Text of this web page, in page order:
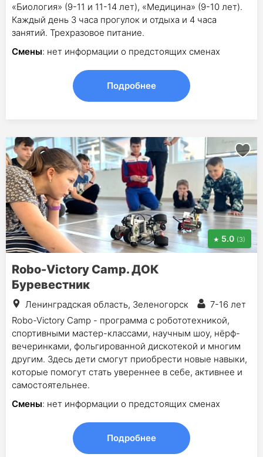
«Биология» (9-11 и 11-14 лет), «Медицина» (9-10 лет).
Каждый день 3 часа прогулок и отдыха и 4 часа
занятий. Трехразовое питание.
Смены: нет информации о предстоящих сменах
Подробнее
5.0 (3)
Robo-Victory Camp. ДОК
Буревестник
Ленинградская область, Зеленогорск
7-16 лет
Robo-Victory Camp - программа с робототехникой,
спортивными мастер-классами, научным шоу, нёрф-
вечеринками, фольгированной дискотекой и многим
другим. Здесь дети смогут приобрести новые навыки,
которые помогут стать увереннее в себе, активнее и
самостоятельнее.
Смены: нет информации о предстоящих сменах
Подробнее